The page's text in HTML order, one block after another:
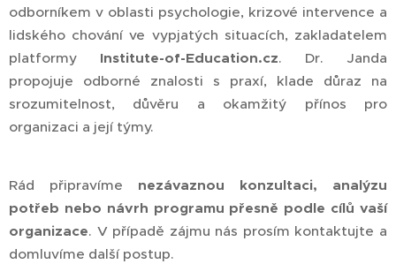
odborníkem v oblasti psychologie, krizové intervence a
lidského chování ve vypjatých situacích, zakladatelem
platformy Institute-of-Education.cz. Dr. Janda
propojuje odborné znalosti s praxí, klade důraz na
srozumitelnost, důvěru a okamžitý přínos pro
organizaci a její týmy.
Rád připravíme nezávaznou konzultaci, analýzu
potřeb nebo návrh programu přesně podle cílů vaší
organizace. V případě zájmu nás prosím kontaktujte a
domluvíme další postup.